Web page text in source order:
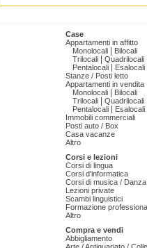
Case
Appartamenti in affitto
Monolocali
Bilocali
Trilocali
Quadrilocali
Pentalocali
Esalocali
Stanze / Posti letto
Appartamenti in vendita
Monolocali
Bilocali
Trilocali
Quadrilocali
Pentalocali
Esalocali
Immobili commerciali
Posti auto / Box
Casa vacanze
Altro
Corsi e lezioni
Corsi di lingua
Corsi d'informatica
Corsi di musica /
Lezioni private
Scambi linguistici
Formazione
Altro
Compra e vendi
Abbigliamento